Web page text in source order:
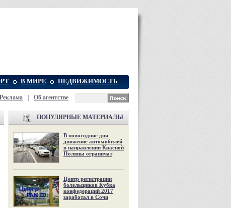
В МИРЕ НЕДВИЖИМОСТЬ
Реклама Об агентстве
ПОПУЛЯРНЫЕ МАТЕРИАЛЫ
В новогодние дни
движение автомобилей
в направлении Красной
Поляны ограничат
Центр регистрации
болельщиков Кубка
конфедераций 2017
заработал в Сочи